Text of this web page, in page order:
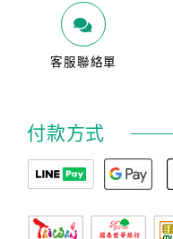
客服聯絡單
付款方式